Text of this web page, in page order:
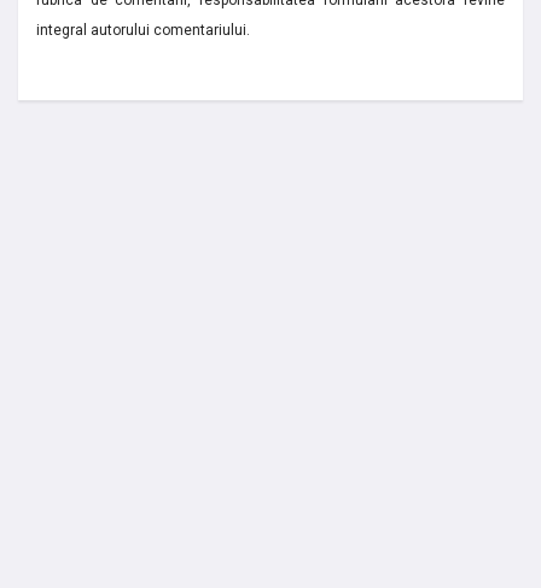
integral autorului comentariului.